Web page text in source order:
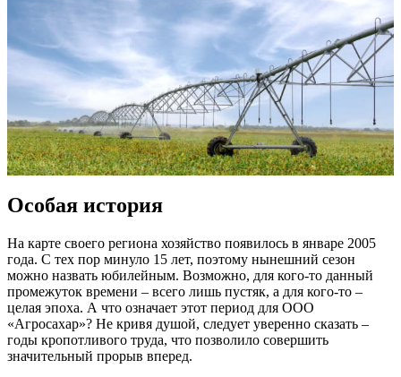
Особая история
На карте своего региона хозяйство появилось в январе 2005
года. С тех пор минуло 15 лет, поэтому нынешний сезон
можно назвать юбилейным. Возможно, для ­кого-то данный
промежуток времени – ​всего лишь пустяк, а для ­кого-то – ​
целая эпоха. А что означает этот период для ООО
«Агросахар»? Не кривя душой, следует уверенно сказать – ​
годы кропотливого труда, что позволило совершить
значительный прорыв вперед.